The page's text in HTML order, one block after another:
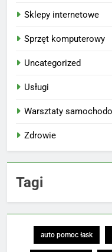
Sklepy internetowe
Sprzęt komputerowy
Uncategorized
Usługi
Warsztaty
Zdrowie
Tagi
auto pomoc łask